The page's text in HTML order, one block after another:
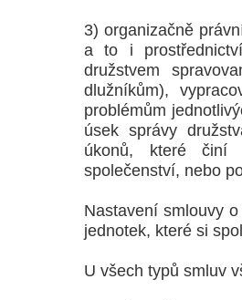
3) organizačně
a to i
družstvem
dlužníkům),
problémům
úsek správy
úkonů, které činí
společenství, nebo
Nastavení smlouvy
jednotek, které si
U všech typů smluv